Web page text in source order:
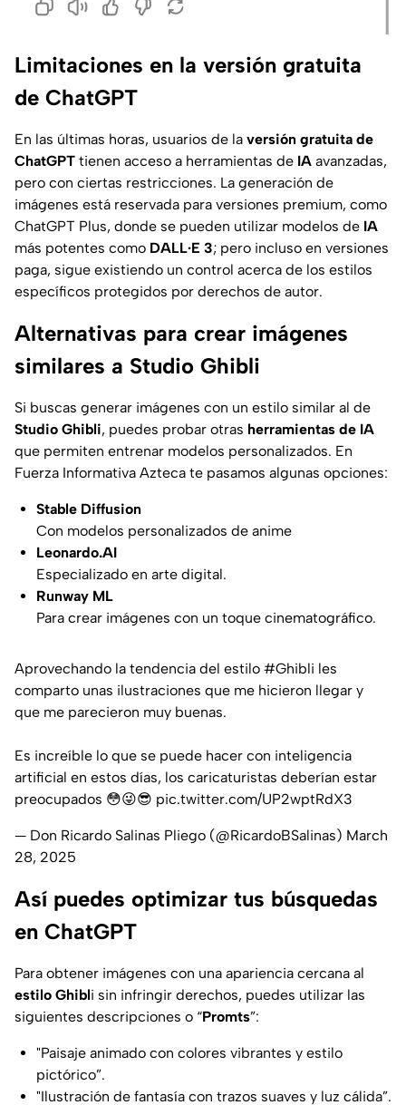
Limitaciones en la versión gratuita
de ChatGPT
En las últimas horas, usuarios de la versión gratuita de
ChatGPT tienen acceso a herramientas de IA avanzadas,
pero con ciertas restricciones. La generación de
imágenes está reservada para versiones premium, como
ChatGPT Plus, donde se pueden utilizar modelos de IA
más potentes como DALL·E 3; pero incluso en versiones
paga, sigue existiendo un control acerca de los estilos
específicos protegidos por derechos de autor.
Alternativas para crear imágenes
similares a Studio Ghibli
Si buscas generar imágenes con un estilo similar al de
Studio Ghibli, puedes probar otras herramientas de IA
que permiten entrenar modelos personalizados. En
Fuerza Informativa Azteca te pasamos algunas opciones:
Stable Diffusion
Con modelos personalizados de anime
Leonardo.AI
Especializado en arte digital.
Runway ML
Para crear imágenes con un toque cinematográfico.
Aprovechando la tendencia del estilo #Ghibli les
comparto unas ilustraciones que me hicieron llegar y
que me parecieron muy buenas.
Es increíble lo que se puede hacer con inteligencia
artificial en estos días, los caricaturistas deberían estar
preocupados 😳😜😎 pic.twitter.com/UP2wptRdX3
— Don Ricardo Salinas Pliego (@RicardoBSalinas) March
28, 2025
Así puedes optimizar tus búsquedas
en ChatGPT
Para obtener imágenes con una apariencia cercana al
estilo Ghibli sin infringir derechos, puedes utilizar las
siguientes descripciones o “Promts”:
"Paisaje animado con colores vibrantes y estilo
pictórico”.
"Ilustración de fantasía con trazos suaves y luz cálida”.